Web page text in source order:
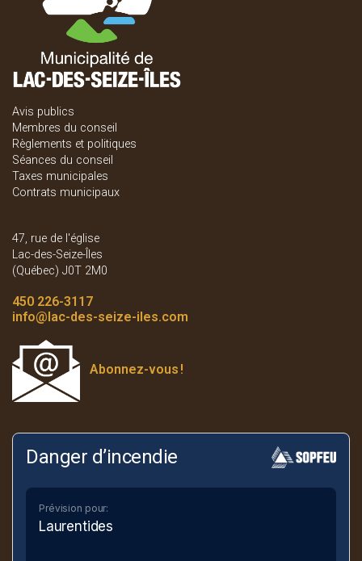
Avis publics
Membres du conseil
Règlements et politiques
Séances du conseil
Taxes municipales
Contrats municipaux
47, rue de l'église
Lac-des-Seize-Îles
(Québec) J0T 2M0
450 226-3117
info@lac-des-seize-iles.com
Abonnez-vous !
Danger d’incendie
Prévision pour:
Laurentides